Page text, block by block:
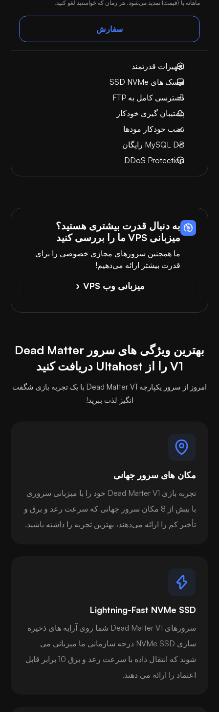
ماهانه با {قیمت} تمدید می‌شود. هر زمان که خواستید لغو کنید.
سفارش
تجهیزات قدرتمند
دیسک های SSD NVMe
دسترسی کامل به FTP
پشتیبان گیری خودکار
نصب خودکار مودها
MySQL DB رایگان
DDoS Protection
به دنبال قدرت بیشتری هستید؟
میزبانی VPS ما را بررسی کنید
ما همچنین سرورهای مجازی خصوصی را برای
قدرت بیشتر ارائه می‌دهیم!
میزبانی وب VPS
بهترین ویژگی های سرور Dead Matter
V1 را از Ultahost دریافت کنید
امروز از سرور یکپارچه Dead Matter V1 با یک تجربه بازی شگفت
انگیز لذت ببرید!
مکان های سرور جهانی
تجربه بازی Dead Matter V1 خود را با میزبانی سروری
با بیش از 8 مکان سرور جهانی که سرعت رعد و برق و
تأخیر کم را ارائه می‌دهند، بهترین تجربه را داشته باشید.
Lightning-Fast NVMe SSD
سرورهای Dead Matter V1 شما روی آرایه های ذخیره
سازی NVMe SSD درجه سازمانی ما میزبانی می
شوند که انتقال داده با سرعت رعد و برق 10 برابر قابل
اعتماد را ارائه می دهند.